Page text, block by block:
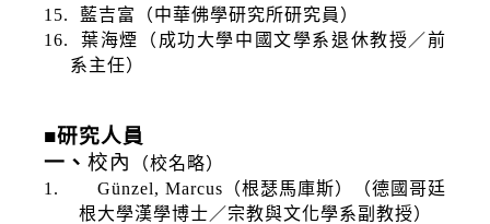
15.
藍吉富（中華佛學研究所研究員）
16.
葉海煙（成功大學中國文學系退休教授／前
系主任）
■研究人員
一、 校內
（校名略）
1.
Günzel, Marcus （根瑟馬庫斯）（德國哥廷
根大學漢學博士／宗教與文化學系副教授）